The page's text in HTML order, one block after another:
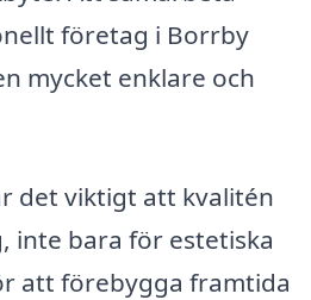
företag i Borrby
mycket enklare och
det viktigt att kvalitén
inte bara för estetiska
att förebygga framtida